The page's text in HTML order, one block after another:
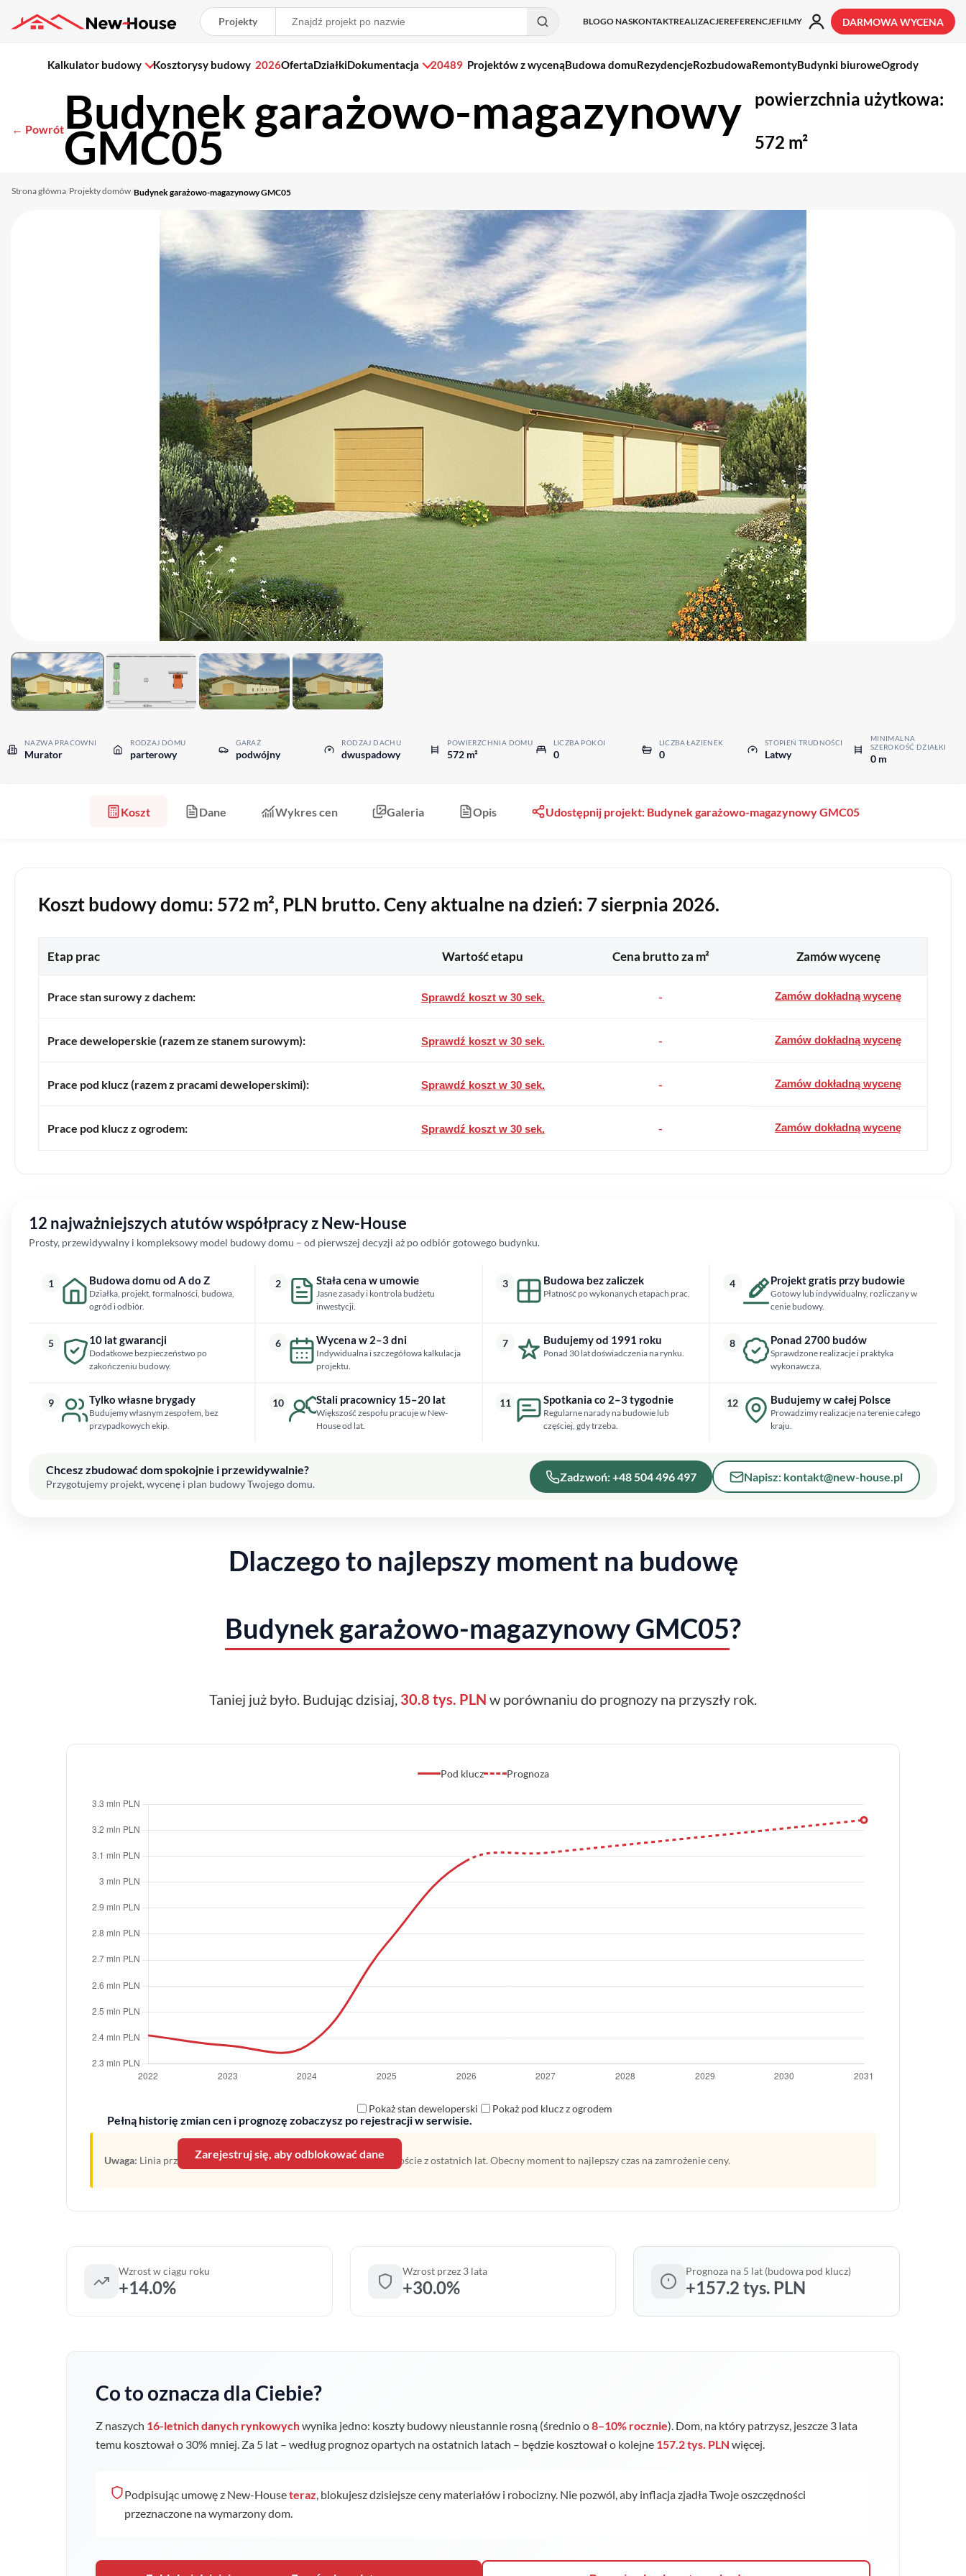
Projekty BLOGO NASKONTAKTREALIZACJEREFERENCJEFILMY DARMOWA WYCENA
Kalkulator budowy Kosztorysy budowy 2026OfertaDziałkiDokumentacja 20489 Projektów z wycenąBudowa domuRezydencjeRozbudowaRemontyBudynki biuroweOgrody
← Powrót Budynek garażowo-magazynowy
GMC05
powierzchnia użytkowa:
572 m²
Strona główna/Projekty domów/Budynek garażowo-magazynowy GMC05
NAZWA PRACOWNI
Murator
RODZAJ DOMU
parterowy
GARAŻ
podwójny
RODZAJ DACHU
dwuspadowy
POWIERZCHNIA DOMU
572 m²
LICZBA POKOI
0
LICZBA ŁAZIENEK
0
STOPIEŃ TRUDNOŚCI
Latwy
MINIMALNA
SZEROKOŚĆ DZIAŁKI
0 m
Koszt Dane Wykres cen Galeria Opis Udostępnij projekt: Budynek garażowo-magazynowy GMC05
Koszt budowy domu: 572 m², PLN brutto. Ceny aktualne na dzień: 7 sierpnia 2026.
Etap prac Wartość etapu Cena brutto za m² Zamów wycenę
Prace stan surowy z dachem: Sprawdź koszt w 30 sek. - Zamów dokładną wycenę
Prace deweloperskie (razem ze stanem surowym): Sprawdź koszt w 30 sek. - Zamów dokładną wycenę
Prace pod klucz (razem z pracami deweloperskimi): Sprawdź koszt w 30 sek. - Zamów dokładną wycenę
Prace pod klucz z ogrodem: Sprawdź koszt w 30 sek. - Zamów dokładną wycenę
12 najważniejszych atutów współpracy z New-House
Prosty, przewidywalny i kompleksowy model budowy domu – od pierwszej decyzji aż po odbiór gotowego budynku.
1 Budowa domu od A do Z
Działka, projekt, formalności, budowa,
ogród i odbiór.
2 Stała cena w umowie
Jasne zasady i kontrola budżetu
inwestycji.
3 Budowa bez zaliczek
Płatność po wykonanych etapach prac.
4 Projekt gratis przy budowie
Gotowy lub indywidualny, rozliczany w
cenie budowy.
5 10 lat gwarancji
Dodatkowe bezpieczeństwo po
zakończeniu budowy.
6 Wycena w 2–3 dni
Indywidualna i szczegółowa kalkulacja
projektu.
7 Budujemy od 1991 roku
Ponad 30 lat doświadczenia na rynku.
8 Ponad 2700 budów
Sprawdzone realizacje i praktyka
wykonawcza.
9 Tylko własne brygady
Budujemy własnym zespołem, bez
przypadkowych ekip.
10 Stali pracownicy 15–20 lat
Większość zespołu pracuje w New-
House od lat.
11 Spotkania co 2–3 tygodnie
Regularne narady na budowie lub
częściej, gdy trzeba.
12 Budujemy w całej Polsce
Prowadzimy realizacje na terenie całego
kraju.
Chcesz zbudować dom spokojnie i przewidywalnie?
Przygotujemy projekt, wycenę i plan budowy Twojego domu. Zadzwoń: +48 504 496 497 Napisz: kontakt@new-house.pl
Dlaczego to najlepszy moment na budowę
Budynek garażowo-magazynowy GMC05?
Taniej już było. Budując dzisiaj, 30.8 tys. PLN w porównaniu do prognozy na przyszły rok.
Pod klucz Prognoza
Pełną historię zmian cen i prognozę zobaczysz po rejestracji w serwisie.
Zarejestruj się, aby odblokować dane
Pokaż stan deweloperski Pokaż pod klucz z ogrodem
Uwaga: Linia przerywana oznacza prognozę opartą na średnim wzroście z ostatnich lat. Obecny moment to najlepszy czas na zamrożenie ceny.
Wzrost w ciągu roku
+14.0%
Wzrost przez 3 lata
+30.0%
Prognoza na 5 lat (budowa pod klucz)
+157.2 tys. PLN
Co to oznacza dla Ciebie?
Z naszych 16-letnich danych rynkowychwynika jedno: koszty budowy nieustannie rosną (średnio o8–10% rocznie). Dom, na który patrzysz, jeszcze 3 lata
temu kosztował o 30% mniej. Za 5 lat – według prognoz opartych na ostatnich latach – będzie kosztował o kolejne 157.2 tys. PLN więcej.
Podpisując umowę z New-Houseteraz, blokujesz dzisiejsze ceny materiałów i robocizny. Nie pozwól, aby inflacja zjadła Twoje oszczędności
przeznaczone na wymarzony dom.